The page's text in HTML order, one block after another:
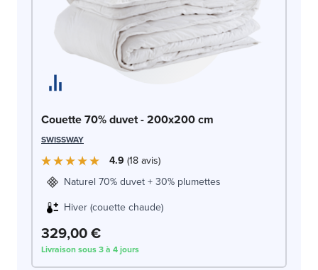
Couette 70% duvet - 200x200 cm
SWISSWAY
4.9 18avis
Naturel 70% duvet + 30% plumettes
Hiver (couette chaude)
329,00 €
Livraison sous 3 à 4 jours